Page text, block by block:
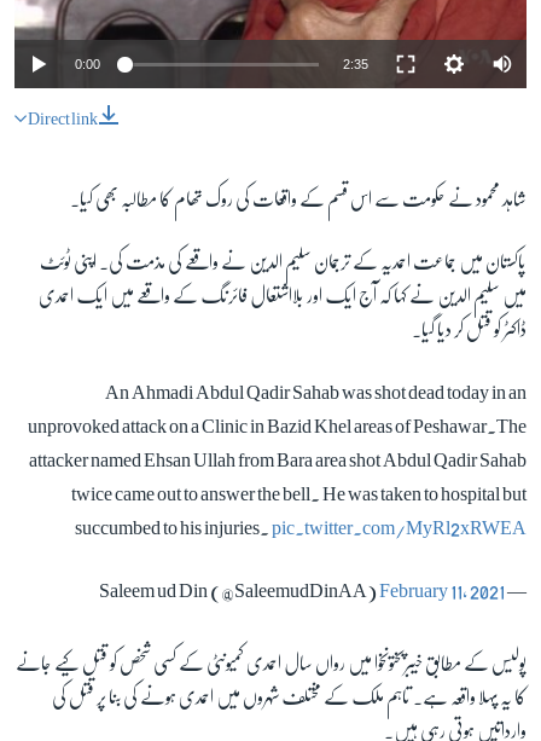
0:00 2:35
Direct link
شاہد محمود نے حکومت سے اس قسم کے واقعات کی روک تھام کا مطالبہ بھی کیا۔
پاکستان میں جماعت احمدیہ کے ترجمان سلیم الدین نے واقعے کی مذمت کی۔ اپنی ٹوئٹ
میں سلیم الدین نے کہا کہ آج ایک اور بلااشتعال فائرنگ کے واقعے میں ایک احمدی
ڈاکٹر کو قتل کر دیا گیا۔
An Ahmadi Abdul Qadir Sahab was shot dead today in an
unprovoked attack on a Clinic in Bazid Khel areas of Peshawar.The
attacker named Ehsan Ullah from Bara area shot Abdul Qadir Sahab
twice came out to answer the bell. He was taken to hospital but
succumbed to his injuries. pic.twitter.com/MyRl2xRWEA
— Saleem ud Din (@SaleemudDinAA)
February 11, 2021
پولیس کے مطابق خیبرپختونخوا میں رواں سال احمدی کمیونٹی کے کسی شخص کو قتل کیے جانے
کا یہ پہلا واقعہ ہے۔ تاہم ملک کے مختلف شہروں میں احمدی ہونے کی بنا پر قتل کی
وارداتیں ہوتی رہی ہیں۔